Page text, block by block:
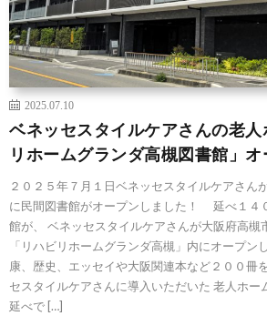
2025.07.10
ベネッセスタイルケアさんの老
リホームグランダ高槻図書館」オ
２０２５年７月１日ベネッセスタイルケアさん
に民間図書館がオープンしました！ 延べ１４
館が、 ベネッセスタイルケアさんが大阪府高槻
「リハビリホームグランダ高槻」内にオープ
康、歴史、エッセイや大阪関連本など２００冊
セスタイルケアさんに導入いただいた 老人ホー
延べで […]